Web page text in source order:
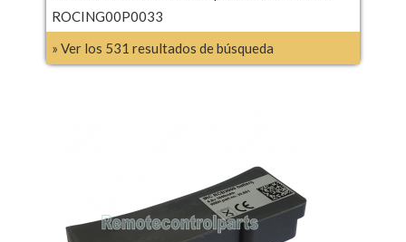
ROCING00P0033
» Ver los 531 resultados de búsqueda